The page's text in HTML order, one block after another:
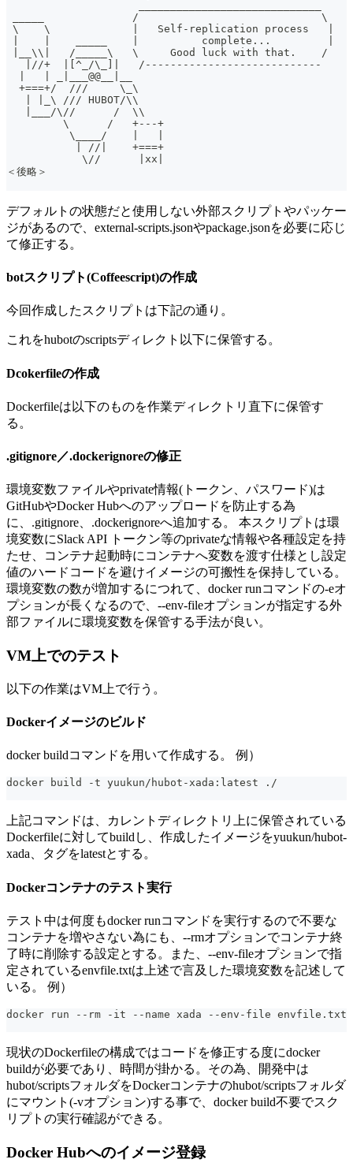
_____              /                             \
\    \             |   Self-replication process   |
|    |    _____    |          complete...         |
|__\\|   /_____\   \     Good luck with that.    /
   |//+  |[^_/\_]|   /----------------------------
  |   | _|___@@__|__
  +===+/  ///     \_\
   | |_\ /// HUBOT/\\
   |___/\//      /  \\
         \      /   +---+
          \____/    |   |
           | //|    +===+
            \//      |xx|
＜後略＞
デフォルトの状態だと使用しない外部スクリプトやパッケー
ジがあるので、external-scripts.jsonやpackage.jsonを必要に応じ
て修正する。
botスクリプト(Coffeescript)の作成
今回作成したスクリプトは下記の通り。
これをhubotのscriptsディレクト以下に保管する。
Dcokerfileの作成
Dockerfileは以下のものを作業ディレクトリ直下に保管す
る。
.gitignore／.dockerignoreの修正
環境変数ファイルやprivate情報(トークン、パスワード)は
GitHubやDocker Hubへのアップロードを防止する為
に、.gitignore、.dockerignoreへ追加する。 本スクリプトは環
境変数にSlack API トークン等のprivateな情報や各種設定を持
たせ、コンテナ起動時にコンテナへ変数を渡す仕様とし設定
値のハードコードを避けイメージの可搬性を保持している。
環境変数の数が増加するにつれて、docker runコマンドの-eオ
プションが長くなるので、--env-fileオプションが指定する外
部ファイルに環境変数を保管する手法が良い。
VM上でのテスト
以下の作業はVM上で行う。
Dockerイメージのビルド
docker buildコマンドを用いて作成する。 例）
docker build -t yuukun/hubot-xada:latest ./
上記コマンドは、カレントディレクトリ上に保管されている
Dockerfileに対してbuildし、作成したイメージをyuukun/hubot-
xada、タグをlatestとする。
Dockerコンテナのテスト実行
テスト中は何度もdocker runコマンドを実行するので不要な
コンテナを増やさない為にも、--rmオプションでコンテナ終
了時に削除する設定とする。また、--env-fileオプションで指
定されているenvfile.txtは上述で言及した環境変数を記述して
いる。 例）
docker run --rm -it --name xada --env-file envfile.txt
現状のDockerfileの構成ではコードを修正する度にdocker
buildが必要であり、時間が掛かる。その為、開発中は
hubot/scriptsフォルダをDockerコンテナのhubot/scriptsフォルダ
にマウント(-vオプション)する事で、docker build不要でスク
リプトの実行確認ができる。
Docker Hubへのイメージ登録